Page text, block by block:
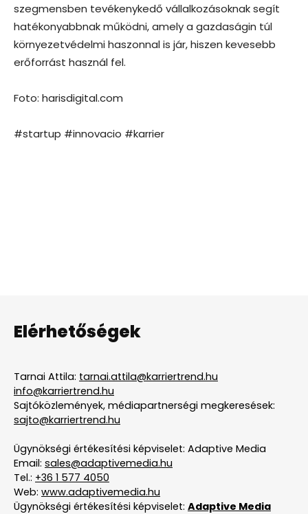
szegmensben tevékenykedő vállalkozásoknak segít
hatékonyabbnak működni, amely a gazdaságin túl
környezetvédelmi haszonnal is jár, hiszen kevesebb
erőforrást használ fel.
Foto: harisdigital.com
#startup #innovacio #karrier
Elérhetőségek
Tarnai Attila: tarnai.attila@karriertrend.hu
info@karriertrend.hu
Sajtóközlemények, médiapartnerségi megkeresések:
sajto@karriertrend.hu
Ügynökségi értékesítési képviselet: Adaptive Media
Email: sales@adaptivemedia.hu
Tel.: +36 1 577 4050
Web: www.adaptivemedia.hu
Ügynökségi értékesítési képviselet: Adaptive Media